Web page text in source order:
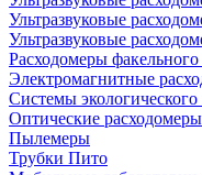
Ультразвуковые
Ультразвуковые
Расходомеры факельного
Электромагнитные
Системы
Оптические расходомеры
Пылемеры
Трубки Пито